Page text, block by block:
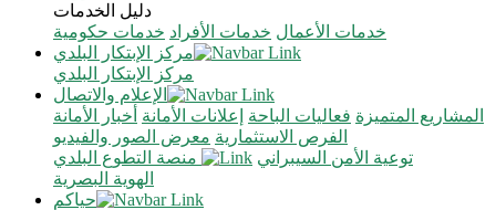
دليل الخدمات
خدمات حكومية خدمات الأفراد خدمات الأعمال
مركز الإبتكار البلدي
مركز الإبتكار البلدي
الإعلام والاتصال
أخبار الأمانة إعلانات الأمانة فعاليات الباحة المشاريع المتميزة
معرض الصور والفيديو الفرص الاستثمارية
منصة التطوع البلدي
توعية الأمن السيبراني
الهوية البصرية
حياكم